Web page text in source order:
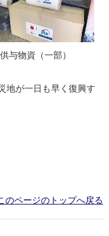
供与物資（一部）
地が一日も早く復興す
のページのトップへ戻る